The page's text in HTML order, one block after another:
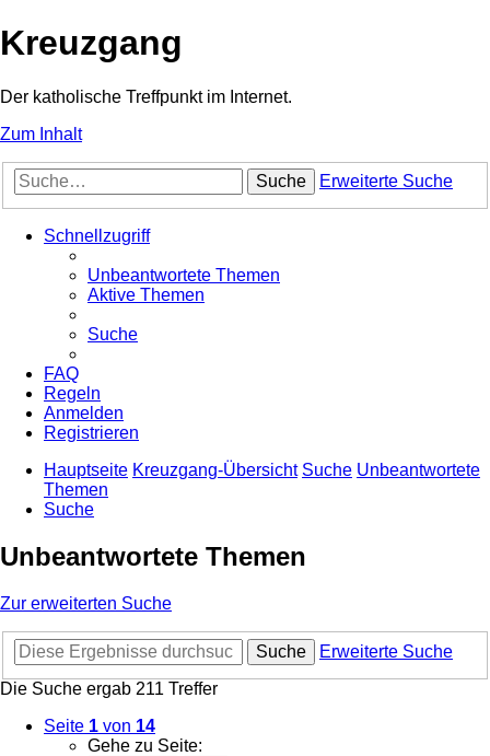
Kreuzgang
Der katholische Treffpunkt im Internet.
Zum Inhalt
Suche Erweiterte Suche
Schnellzugriff
Unbeantwortete Themen
Aktive Themen
Suche
FAQ
Regeln
Anmelden
Registrieren
Hauptseite Kreuzgang-Übersicht Suche Unbeantwortete
Themen
Suche
Unbeantwortete Themen
Zur erweiterten Suche
Suche
Erweiterte Suche
Die Suche ergab 211 Treffer
Seite 1 von 14
Gehe zu Seite: